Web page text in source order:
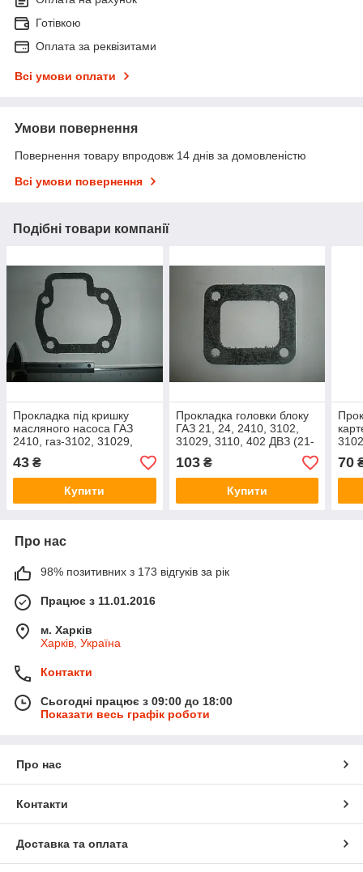
Готівкою
Оплата за реквізитами
Всі умови оплати
Умови повернення
Повернення товару впродовж 14 днів за домовленістю
Всі умови повернення
Подібні товари компанії
Прокладка під кришку
масляного насоса ГАЗ
2410, газ-3102, 31029,
3110 (24-1011070-10 пр-
во ВАТ - Оригінал)
43 ₴
Купити
Прокладка головки блоку
ГАЗ 21, 24, 2410, 3102,
31029, 3110, 402 ДВЗ (21-
1003084, пр-во Оригінал)
103₴
Купити
70
Про нас
98% позитивних з 173 відгуків за рік
Працює з 11.01.2016
м. Харків
Харків, Україна
Контакти
Сьогодні працює з 09:00 до 18:00
Показати весь графік роботи
Про нас
Контакти
Доставка та оплата